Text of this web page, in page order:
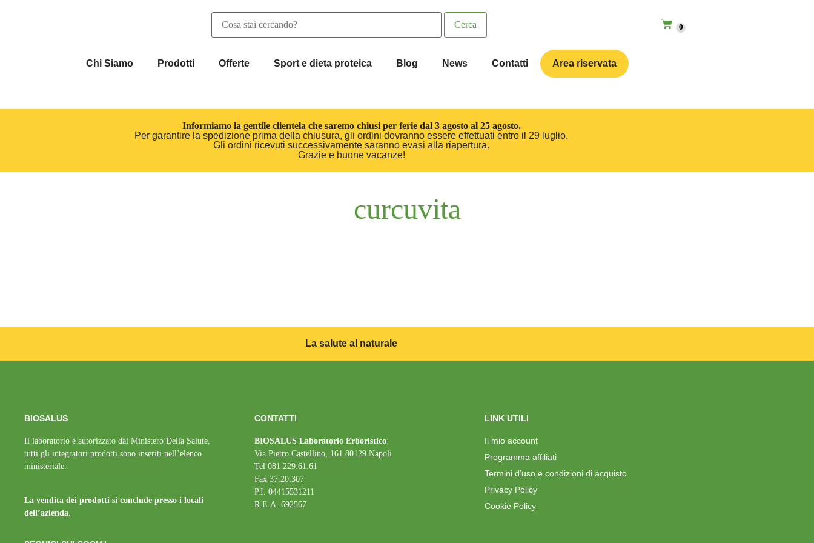
0
Chi Siamo Prodotti Offerte Sport e dieta proteica Blog News Contatti Area riservata
Informiamo la gentile clientela che saremo chiusi per ferie dal 3 agosto al 25 agosto.
Per garantire la spedizione prima della chiusura, gli ordini dovranno essere effettuati entro il 29 luglio.
Gli ordini ricevuti successivamente saranno evasi alla riapertura.
Grazie e buone vacanze!
curcuvita
La salute al naturale
BIOSALUS
Il laboratorio è autorizzato dal Ministero Della Salute,
tutti gli integratori prodotti sono inseriti nell’elenco
ministeriale.
La vendita dei prodotti si conclude presso i locali
dell’azienda.
CONTATTI
BIOSALUS Laboratorio Erboristico
Via Pietro Castellino, 161 80129 Napoli
Tel 081 229.61.61
Fax 37.20.307
P.I. 04415531211
R.E.A. 692567
LINK UTILI
Il mio account
Programma affiliati
Termini d’uso e condizioni di acquisto
Privacy Policy
Cookie Policy